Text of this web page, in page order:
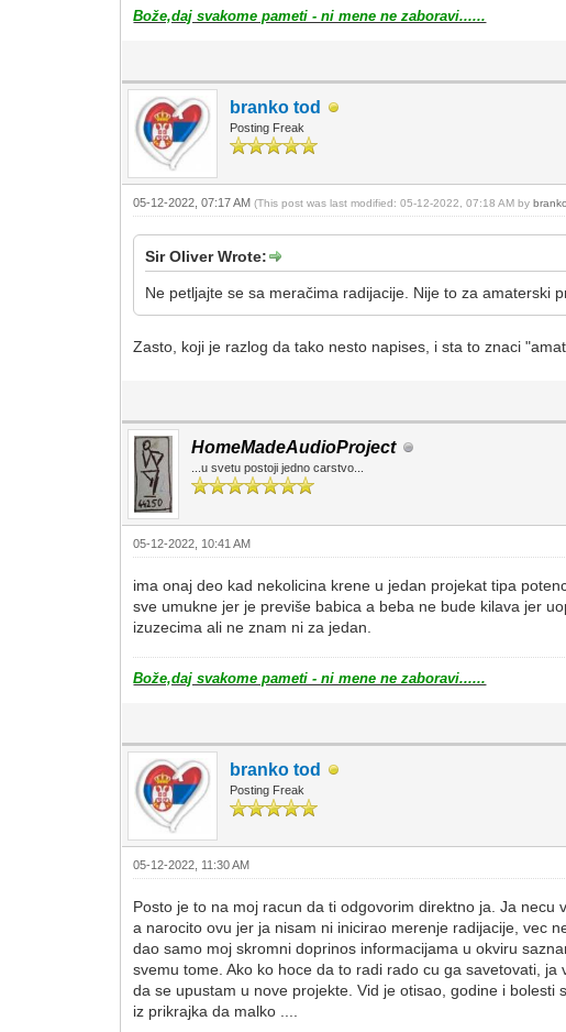
Bože,daj svakome pameti - ni mene ne zaboravi......
branko tod
Posting Freak
05-12-2022, 07:17 AM(This post was last modified: 05-12-2022, 07:18 AM by
Sir Oliver Wrote:
Ne petljajte se sa meračima radijacije. Nije to za amaterski
Zasto, koji je razlog da tako nesto napises, i sta to znaci
HomeMadeAudioProject
...u svetu postoji jedno carstvo...
05-12-2022, 10:41 AM
ima onaj deo kad nekolicina krene u jedan projekat tipa
sve umukne jer je previše babica a beba ne bude kilava jer
izuzecima ali ne znam ni za jedan.
Bože,daj svakome pameti - ni mene ne zaboravi......
branko tod
Posting Freak
05-12-2022, 11:30 AM
Posto je to na moj racun da ti odgovorim direktno ja. Ja necu
a narocito ovu jer ja nisam ni inicirao merenje radijacije, vec
dao samo moj skromni doprinos informacijama u okviru
svemu tome. Ako ko hoce da to radi rado cu ga savetovati, ja
da se upustam u nove projekte. Vid je otisao, godine i bolesti
iz prikrajka da malko ....